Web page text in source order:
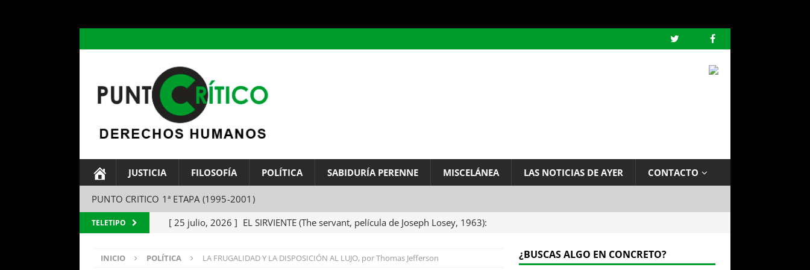
JUSTICIA FILOSOFÍA POLÍTICA SABIDURÍA PERENNE MISCELÁNEA LAS NOTICIAS DE AYER CONTACTO
PUNTO CRITICO 1ª ETAPA (1995-2001)
TELETIPO [ 25 julio, 2026 ] EL SIRVIENTE (The servant, película de Joseph Losey, 1963):
[ 24 julio, 2026 ] EL TEMA DEL INFINITO, por Baruch de Spinoza (Carta de
INICIO POLÍTICA LA FRUGALIDAD Y LA DISPOSICIÓN AL LUJO, por Thomas Jefferson ¿BUSCAS ALGO EN CONCRETO?